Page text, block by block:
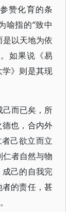
赞化育的条
喻指的“致中
是以天地为依
如果说《易
》则是其现
己而已矣，所
也，合内外
己欲立而立
仁者自然与物
己的自我完
的责任，甚